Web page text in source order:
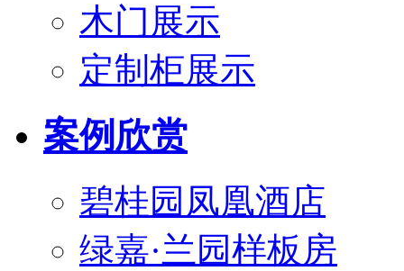
木门展示
定制柜展示
案例欣赏
碧桂园凤凰酒店
绿嘉·兰园样板房